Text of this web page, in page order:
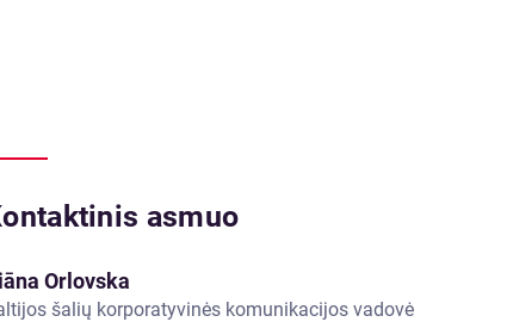
asmuo
Orlovska
šalių korporatyvinės komunikacijos vadovė